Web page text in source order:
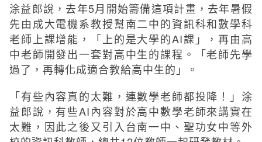
涂益郎說，去年5月開始籌備這項計畫，去年暑假
先由成大電機系教授幫南二中的資訊科和數學科
老師上課增能，「上的是大學的AI課」，再由高
中老師開發出一套對高中生的課程。「老師先學
過了，再轉化成適合教給高中生的」。
「有些內容真的太難，連數學老師都投降！」涂
益郎說，有些AI內容對於高中數學老師來講實在
太難，因此之後又引入台南一中、聖功女中等外